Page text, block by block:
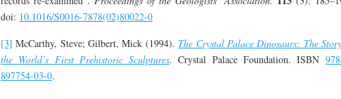
doi: 10.1016/S0016-7878(02)80022-0
[3] McCarthy, Steve; Gilbert, Mick (1994). The Crystal Palace Dinosaurs: The
the World’s First Prehistoric Sculptures. Crystal Palace Foundation. ISBN
897754-03-0.